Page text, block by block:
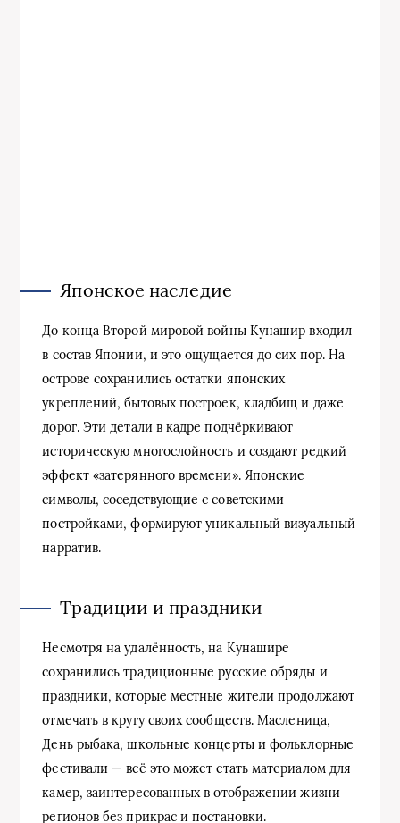
Японское наследие
До конца Второй мировой войны Кунашир входил
в состав Японии, и это ощущается до сих пор. На
острове сохранились остатки японских
укреплений, бытовых построек, кладбищ и даже
дорог. Эти детали в кадре подчёркивают
историческую многослойность и создают редкий
эффект «затерянного времени». Японские
символы, соседствующие с советскими
постройками, формируют уникальный визуальный
нарратив.
Традиции и праздники
Несмотря на удалённость, на Кунашире
сохранились традиционные русские обряды и
праздники, которые местные жители продолжают
отмечать в кругу своих сообществ. Масленица,
День рыбака, школьные концерты и фольклорные
фестивали — всё это может стать материалом для
камер, заинтересованных в отображении жизни
регионов без прикрас и постановки.